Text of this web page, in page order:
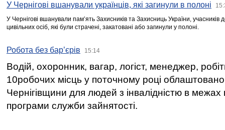
У Чернігові вшанували українців, які загинули в полоні
У Чернігові вшанували пам’ять Захисників та Захисниць України,
цивільних осіб, які були страчені, закатовані або загинули у полоні.
Робота без бар’єрів 15:14
Водій, охоронник, вагар, логіст, менеджер,
10робочих місць у поточному році
Чернігівщини для людей з інвалідністю в межах
програми служби зайнятості.